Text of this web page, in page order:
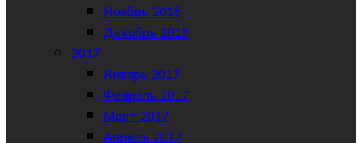
Ноябрь 2018
Декабрь 2018
2017
Январь 2017
Февраль 2017
Март 2017
Апрель 2017